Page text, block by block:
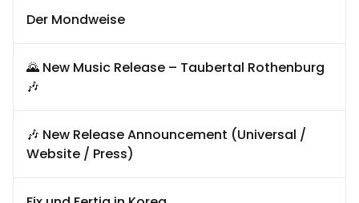
Der Mondweise
🌄 New Music Release – Taubertal Rothenburg
🎶
🎶 New Release Announcement (Universal /
Website / Press)